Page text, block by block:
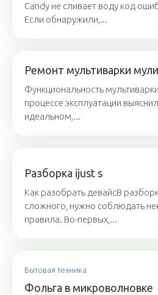
Candy не сливает воду код
Если обнаружили,...
Ремонт мультиварки
Функциональность
процессе эксплуатации
идеальном,...
Разборка ijust s
Как разобрать девайсВ
сложного, нужно соблюдать
правила. Во-первых,...
Бытовая техника
Фольга в микроволновке